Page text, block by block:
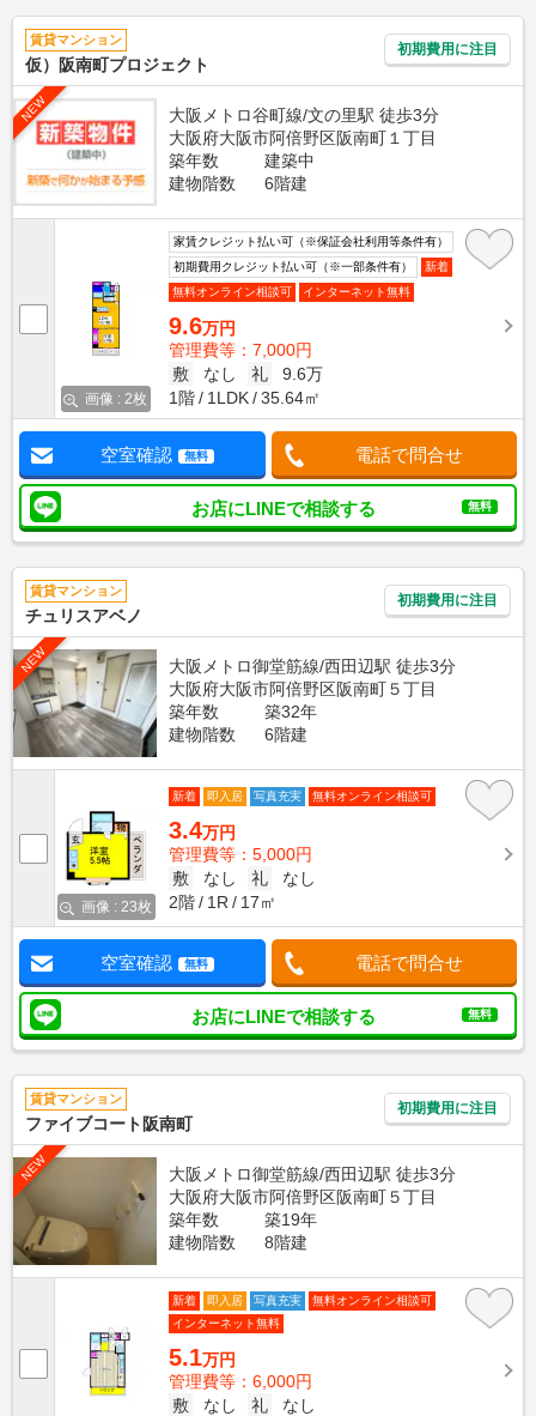
賃貸マンション
仮）阪南町プロジェクト
初期費用に注目
NEW
大阪メトロ谷町線/文の里駅 徒歩3分
大阪府大阪市阿倍野区阪南町１丁目
築年数
建築中
建物階数
6階建
画像 : 2枚
家賃クレジット払い可（※保証会社利用等条件有）
初期費用クレジット払い可（※一部条件有）
新着
無料オンライン相談可
インターネット無料
9.6万円
管理費等：7,000円
敷
なし 礼
9.6万
1階
1LDK 35.64㎡
空室確認 無料 電話で問合せ
お店にLINEで相談する 無料
賃貸マンション
チュリスアベノ
初期費用に注目
NEW
大阪メトロ御堂筋線/西田辺駅 徒歩3分
大阪府大阪市阿倍野区阪南町５丁目
築年数
築32年
建物階数
6階建
画像 : 23枚
新着 即入居 写真充実 無料オンライン相談可
3.4万円
管理費等：5,000円
敷
なし 礼
なし
2階
1R 17㎡
空室確認 無料 電話で問合せ
お店にLINEで相談する 無料
賃貸マンション
ファイブコート阪南町
初期費用に注目
NEW
大阪メトロ御堂筋線/西田辺駅 徒歩3分
大阪府大阪市阿倍野区阪南町５丁目
築年数
築19年
建物階数
8階建
新着 即入居 写真充実
無料オンライン相談可
インターネット無料
5.1万円
管理費等：6,000円
敷
なし 礼
なし